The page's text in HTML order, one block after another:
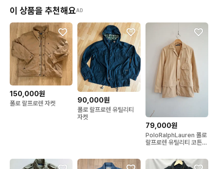
이 상품을 추천해요AD
150,000원
폴로 랄프로렌 자켓 90,000원
폴로 랄프로렌 유틸리티
자켓
79,000원
PoloRalphLauren 폴로
랄프로렌 유틸리티 코튼